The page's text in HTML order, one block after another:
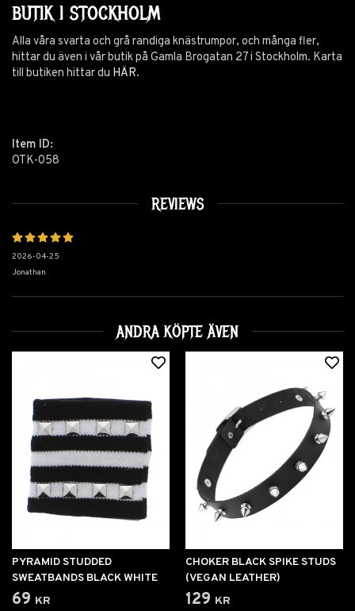
BUTIK I STOCKHOLM
Alla våra svarta och grå randiga knästrumpor, och många fler,
hittar du även i vår butik på Gamla Brogatan 27 i Stockholm. Karta
till butiken hittar du HÄR.
Item ID:
OTK-058
REVIEWS
2026-04-25
Jonathan
ANDRA KÖPTE ÄVEN
PYRAMID STUDDED
SWEATBANDS BLACK WHITE
69 kr
CHOKER BLACK SPIKE STUDS
(VEGAN LEATHER)
129 kr